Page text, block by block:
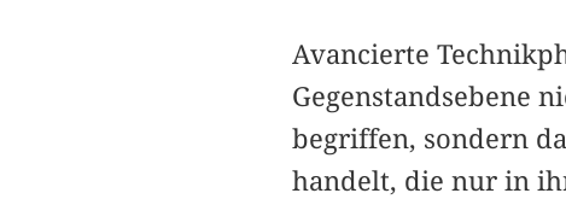
Avancierte
Gegenstandsebene
begriffen, sondern
handelt, die nur in